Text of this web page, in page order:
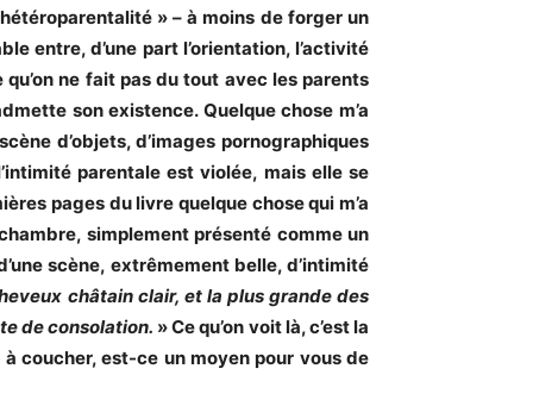
» – à moins de forger un
entre, d’une part l’orientation, l’activité
ne fait pas du tout avec les parents
son existence. Quelque chose m’a
d’objets, d’images pornographiques
parentale est violée, mais elle se
pages du livre quelque chose qui m’a
simplement présenté comme un
scène, extrêmement belle, d’intimité
châtain clair, et la plus grande des
de consolation. » Ce qu’on voit là, c’est la
coucher, est-ce un moyen pour vous de